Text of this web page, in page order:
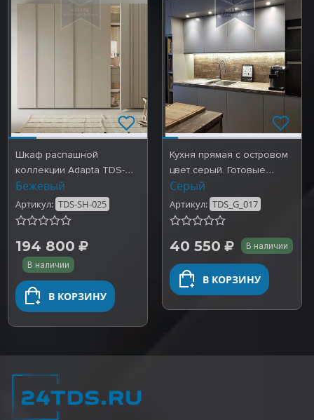
Шкаф распашной
коллекции Adapta TDS-
SH-025
Бежевый
Артикул: TDS-SH-025
194 800
В наличии
В КОРЗИНУ
Кухня прямая с островом
цвет серый. Готовые
работы TDS_G_017
Серый
Артикул: TDS_G_017
40 550 В наличии
В КОРЗИНУ